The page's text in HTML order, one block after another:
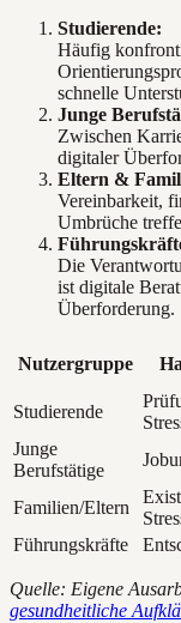
Studierende:
Häufig
schnelle
Junge
Zwischen
digitaler
Eltern &
Vereinbarkeit,
Umbrüche
Die
ist digitale
Überforderung.
Nutzergruppe
Studierende
Junge
Berufstätige
Familien/Eltern
Führungskräfte
Quelle: Eigene
gesundheitliche